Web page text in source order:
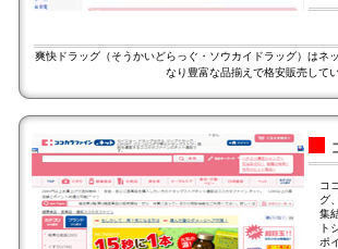
爽快ドラッグ（そうかいどらっぐ・ソウカイドラッグ）はネ
なり豊富な品揃えで格安販売して
コ
グ
集
ト
ポ